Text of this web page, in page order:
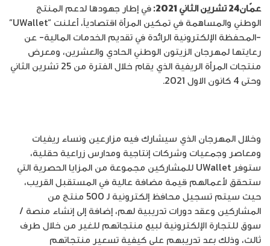
عمّان24 تشرين الثاني 2021:
في إطار جهودها لدعم المنتج
الوطني والمساهمة في تمكين المرأة اقتصادياً، أعلنت “UWallet”
-المحفظة الإلكترونية الرائدة في تقديم الخدمات المالية- عن
رعايتها لمهرجان الزيتون الوطني الحادي والعشرين، ومعرض
منتجات المرأة الريفية الذي يقام خلال الفترة من 25 تشرين الثاني
وحتى 4 كانون الاول 2021.
وخلال المهرجان الذي سيشارك فيه مزارعين ونساء ريفيات
ومعاصر وجمعيات وشركات إنتاجية ومدارس زراعية حقلية،
ستوفر UWallet للمشاركين مجموعة من المزايا الحصرية التي
ستحقق لأعمالهم قيمة مضافة عالية في المستقبل القريب،
حيث سيتم تسجيل محافظ إلكترونية لـ 500 منتج من
المشاركين وعقد دورات تدريبية لهم، إضافة إلى إنشاء منصة /
سوق للتجارة الإلكترونية لبيع منتجاتهم للغير من خلال طرف
ثالث، وذلك بعد تدريبهم على كيفية تسعير منتجاتهم